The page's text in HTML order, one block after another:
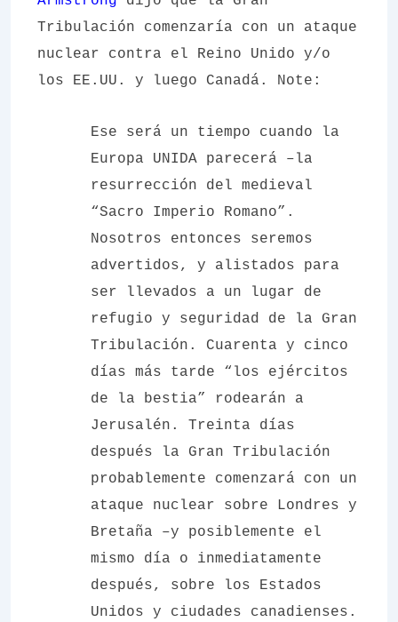
Tribulación comenzaría con un ataque
nuclear contra el Reino Unido y/o
los EE.UU. y luego Canadá. Note:
Ese será un tiempo cuando la
Europa UNIDA parecerá –la
resurrección del medieval
“Sacro Imperio Romano”.
Nosotros entonces seremos
advertidos, y alistados para
ser llevados a un lugar de
refugio y seguridad de la Gran
Tribulación. Cuarenta y cinco
días más tarde “los ejércitos
de la bestia” rodearán a
Jerusalén. Treinta días
después la Gran Tribulación
probablemente comenzará con un
ataque nuclear sobre Londres y
Bretaña –y posiblemente el
mismo día o inmediatamente
después, sobre los Estados
Unidos y ciudades canadienses.